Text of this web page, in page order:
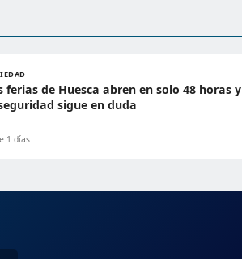
ferias de Huesca abren en solo 48 horas y
sigue en duda
1 días